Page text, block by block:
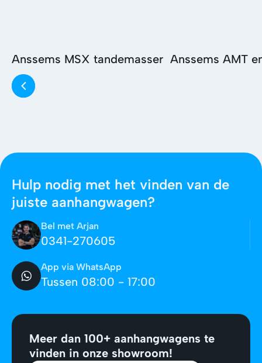
Anssems MSX tandemasser Anssems AMT
Hulp nodig met het vinden van de
juiste aanhangwagen?
Bel met Arjan
0341-270605
App via WhatsApp
Tussen 08:00 - 17:00
Meer dan 100+ aanhangwagens te
vinden in onze showroom!